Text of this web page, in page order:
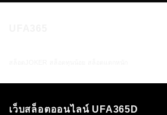
เว็บสล็อตออนไลน์ UFA365D